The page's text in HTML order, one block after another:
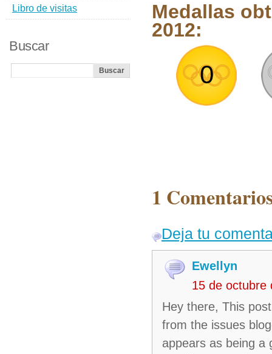
Medallas
2012:
0
1
Deja tu
Ewellyn
15 de octubre
Hey there, This
from the issues
appears as being a
Libro de visitas
Buscar